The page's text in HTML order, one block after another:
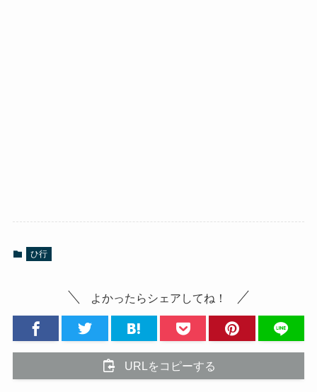
ひ行
よかったらシェアしてね！
URLをコピーする